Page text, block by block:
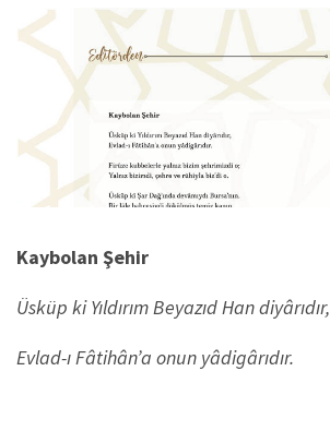
Kaybolan Şehir
Üsküp ki Yıldırım Beyazıd Han diyârıdır,
Evlad-ı Fâtihân’a onun yâdigârıdır.